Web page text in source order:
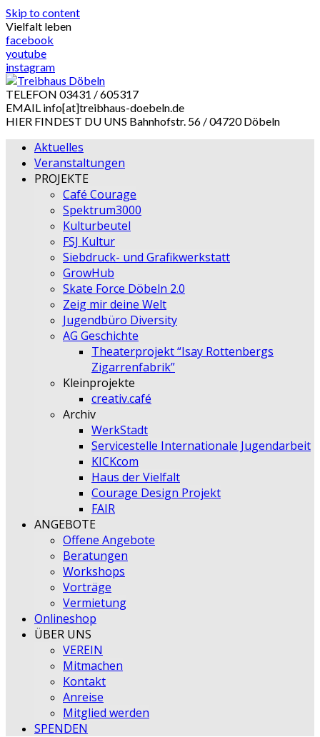
Skip to content
Vielfalt leben
facebook
youtube
instagram
TELEFON 03431 / 605317
EMAIL info[at]treibhaus-doebeln.de
HIER FINDEST DU UNS Bahnhofstr. 56 / 04720 Döbeln
Aktuelles
Veranstaltungen
PROJEKTE
Café Courage
Spektrum3000
Kulturbeutel
FSJ Kultur
Siebdruck- und Grafikwerkstatt
GrowHub
Skate Force Döbeln 2.0
Zeig mir deine Welt
Jugendbüro Diversity
AG Geschichte
Theaterprojekt “Isay Rottenbergs
Zigarrenfabrik”
Kleinprojekte
creativ.café
Archiv
WerkStadt
Servicestelle Internationale Jugendarbeit
KICKcom
Haus der Vielfalt
Courage Design Projekt
FAIR
ANGEBOTE
Offene Angebote
Beratungen
Workshops
Vorträge
Vermietung
Onlineshop
ÜBER UNS
VEREIN
Mitmachen
Kontakt
Anreise
Mitglied werden
SPENDEN